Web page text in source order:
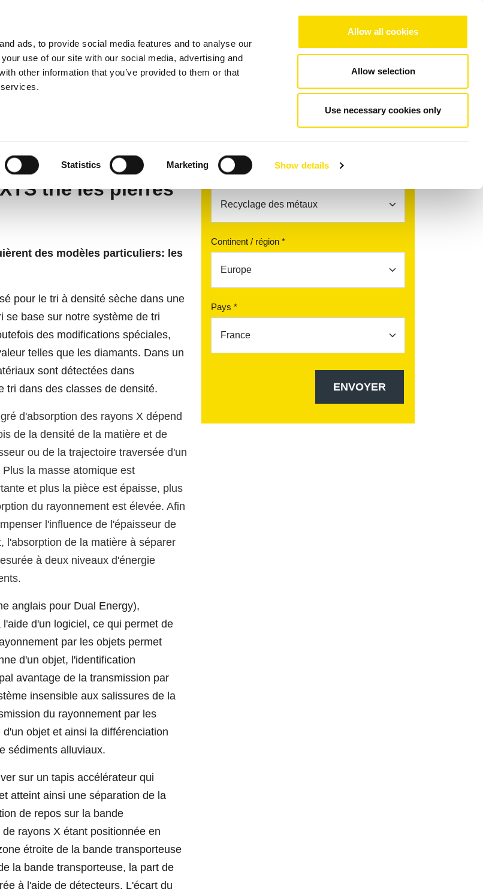
ads, to provide social media features and to analyse our
use of our site with our social media, advertising and
other information that you’ve provided to them or that
Statistics Marketing Show details
Allow all cookies
Allow selection
Use necessary cookies only
de tri par capteurs Applications Services L'entreprise Références Contact
trie les pierres
des modèles particuliers: les
pour le tri à densité sèche dans une
se base sur notre système de tri
des modifications spéciales,
telles que les diamants. Dans un
sont détectées dans
tri dans des classes de densité.
d'absorption des rayons X dépend
de la densité de la matière et de
ou de la trajectoire traversée d'un
Plus la masse atomique est
et plus la pièce est épaisse, plus
du rayonnement est élevée. Afin
l'influence de l'épaisseur de
l'absorption de la matière à séparer
à deux niveaux d'énergie
anglais pour Dual Energy),
d'un logiciel, ce qui permet de
par les objets permet
d'un objet, l'identification
avantage de la transmission par
insensible aux salissures de la
du rayonnement par les
objet et ainsi la différenciation
sédiments alluviaux.
sur un tapis accélérateur qui
atteint ainsi une séparation de la
de repos sur la bande
rayons X étant positionnée en
étroite de la bande transporteuse
la bande transporteuse, la part de
à l'aide de détecteurs. L'écart du
Trouvez votre interlocuteur
Sujet *
Continent / région *
Pays *